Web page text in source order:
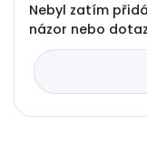
Nebyl zatím
názor nebo